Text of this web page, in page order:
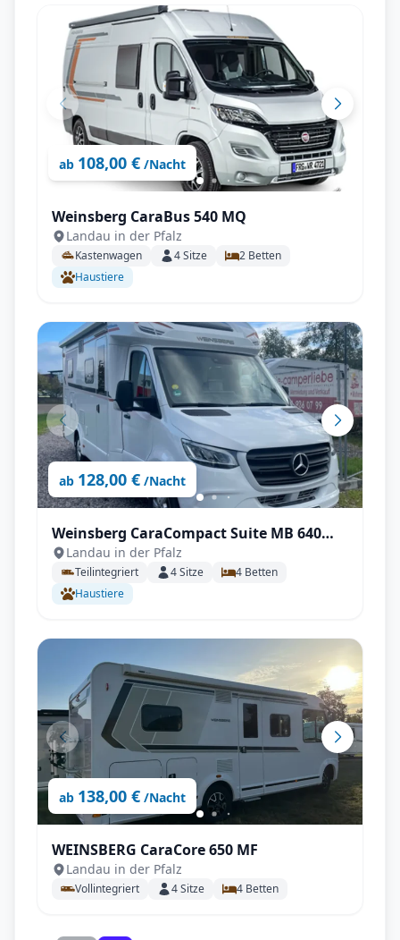
ab 108,00 € /Nacht
Weinsberg CaraBus 540 MQ
Landau in der Pfalz
Kastenwagen 4Sitze 2 Betten
Haustiere
ab 128,00 € /Nacht
Weinsberg CaraCompact Suite MB 640
MEG Edition [Pepper]
Landau in der Pfalz
Teilintegriert 4Sitze 4 Betten
Haustiere
ab 138,00 € /Nacht
WEINSBERG CaraCore 650 MF
Landau in der Pfalz
Vollintegriert 4Sitze 4 Betten